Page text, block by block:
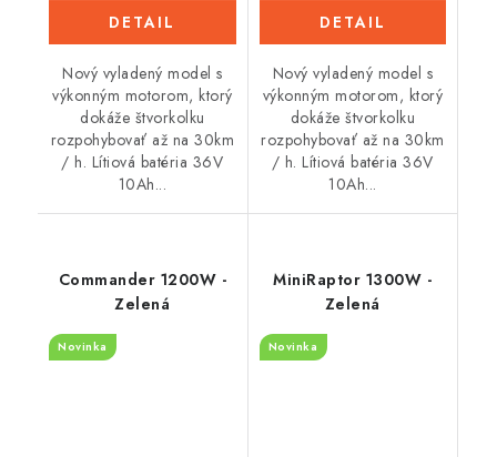
DETAIL
Nový vyladený model s
výkonným motorom, ktorý
dokáže štvorkolku
rozpohybovať až na 30km
/ h. Lítiová batéria 36V
10Ah...
DETAIL
Nový vyladený model s
výkonným motorom, ktorý
dokáže štvorkolku
rozpohybovať až na 30km
/ h. Lítiová batéria 36V
10Ah...
Commander 1200W -
Zelená
Novinka
MiniRaptor 1300W -
Zelená
Novinka